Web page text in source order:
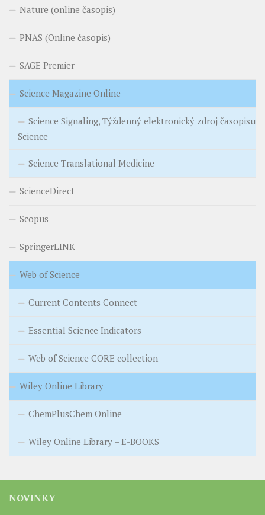
Nature (online časopis)
PNAS (Online časopis)
SAGE Premier
Science Magazine Online
Science Signaling, Týždenný elektronický zdroj časopisu
Science
Science Translational Medicine
ScienceDirect
Scopus
SpringerLINK
Web of Science
Current Contents Connect
Essential Science Indicators
Web of Science CORE collection
Wiley Online Library
ChemPlusChem Online
Wiley Online Library – E-BOOKS
NOVINKY